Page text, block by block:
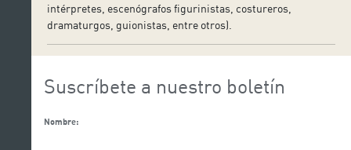
intérpretes, escenógrafos figurinistas, costureros,
dramaturgos, guionistas, entre otros).
Suscríbete a nuestro boletín
Nombre: